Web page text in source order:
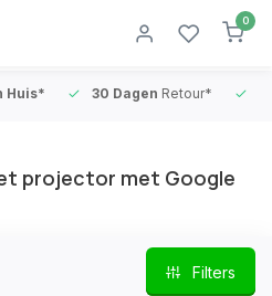
0
Huis* 30 Dagen Retour*
projector met Google
Filters